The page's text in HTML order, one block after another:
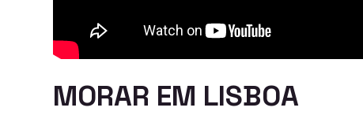
MORAR EM LISBOA